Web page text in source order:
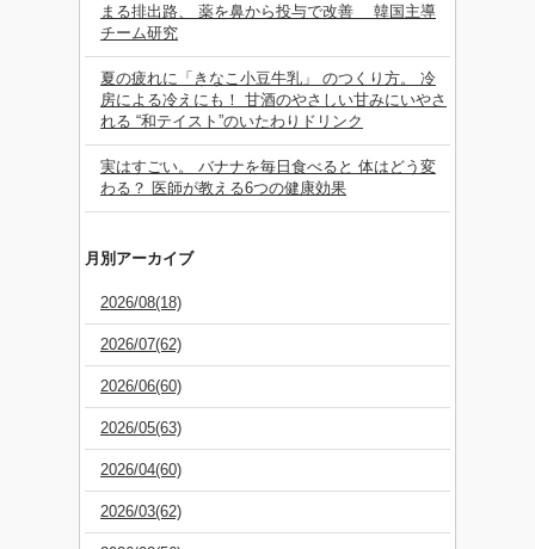
まる排出路、 薬を鼻から投与で改善 韓国主導
チーム研究
夏の疲れに「きなこ小豆牛乳」 のつくり方。 冷
房による冷えにも！ 甘酒のやさしい甘みにいやさ
れる “和テイスト”のいたわりドリンク
実はすごい。 バナナを毎日食べると 体はどう変
わる？ 医師が教える6つの健康効果
月別アーカイブ
2026/08(18)
2026/07(62)
2026/06(60)
2026/05(63)
2026/04(60)
2026/03(62)